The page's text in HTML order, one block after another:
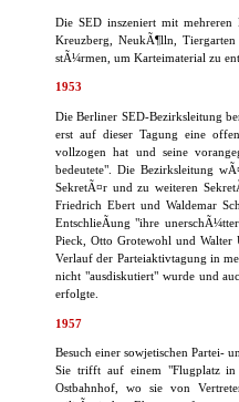
Die SED inszeniert mit mehreren
Kreuzberg, NeukÃ¶lln,
stÃ¼rmen, um Karteimaterial zu
1953
Die Berliner SED-Bezirksleitung
erst auf dieser Tagung eine
vollzogen hat und seine
bedeutete". Die Bezirksleitung
SekretÃ¤r und zu weiteren
Friedrich Ebert und Waldemar
EntschlieÃung "ihre
Pieck, Otto Grotewohl und Walter
Verlauf der Parteiaktivtagung in
nicht "ausdiskutiert" wurde und
erfolgte.
1957
Besuch einer sowjetischen Partei-
Sie trifft auf einem "Flugplatz
Ostbahnhof, wo sie von